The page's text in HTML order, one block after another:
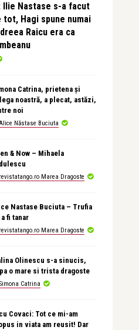
Ilie Nastase s-a facut
Hagi spune numai
Raicu era ca
Catrina, prietena și
noastră, a plecat, astăzi,
noi
Năstase Buciuta
& Now – Mihaela
revistatango.ro Marea Dragoste
Nastase Buciuta – Trufia
a fi tanar
revistatango.ro Marea Dragoste
Olinescu s-a sinucis,
o mare si trista dragoste
Catrina
Covaci: Tot ce mi-am
in viata am reusit! Dar